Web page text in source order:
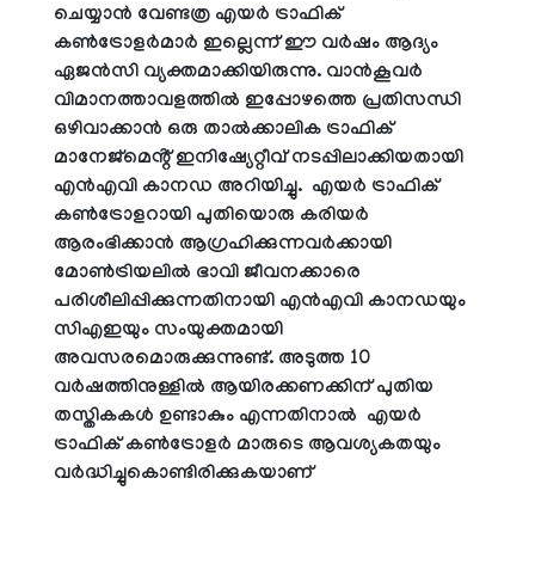
ചെയ്യാൻ വേണ്ടത്ര എയർ ട്രാഫിക്
കൺട്രോളർമാർ ഇല്ലെന്ന് ഈ വർഷം ആദ്യം
ഏജൻസി വ്യക്തമാക്കിയിരുന്നു. വാൻകൂവർ
വിമാനത്താവളത്തിൽ ഇപ്പോഴത്തെ പ്രതിസന്ധി
ഒഴിവാക്കാൻ ഒരു താൽക്കാലിക ട്രാഫിക്
മാനേജ്മെൻ്റ് ഇനിഷ്യേറ്റീവ് നടപ്പിലാക്കിയതായി
എൻഎവി കാനഡ അറിയിച്ചു. എയർ ട്രാഫിക്
കൺട്രോളറായി പുതിയൊരു കരിയർ
ആരംഭിക്കാൻ ആഗ്രഹിക്കുന്നവർക്കായി
മോൺട്രിയലിൽ ഭാവി ജീവനക്കാരെ
പരിശീലിപ്പിക്കുന്നതിനായി എൻഎവി കാനഡയും
സിഎഇയും സംയുക്തമായി
അവസരമൊരുക്കുന്നുണ്ട്. അടുത്ത 10
വർഷത്തിനുള്ളിൽ ആയിരക്കണക്കിന് പുതിയ
തസ്തികകൾ ഉണ്ടാകും എന്നതിനാൽ എയർ
ട്രാഫിക് കൺട്രോളർ മാരുടെ ആവശ്യകതയും
വർദ്ധിച്ചുകൊണ്ടിരിക്കുകയാണ്